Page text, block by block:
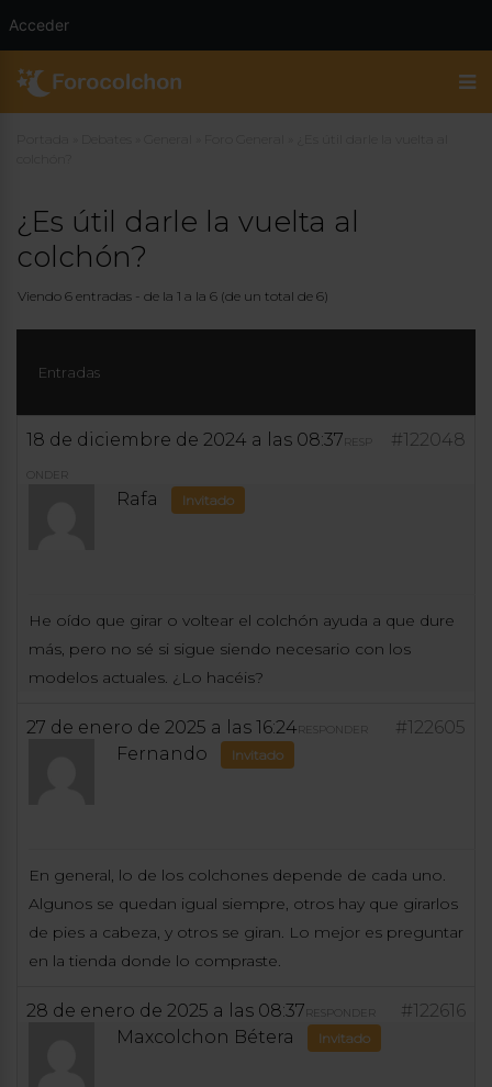
¿Es útil darle la vuelta al
colchón?
Viendo 6 entradas - de la 1 a la 6 (de un total de 6)
Entradas
18 de diciembre de 2024 a las 08:37 #122048
RESP
ONDER
Rafa Invitado
He oído que girar o voltear el colchón ayuda a que dure
más, pero no sé si sigue siendo necesario con los
modelos actuales. ¿Lo hacéis?
27 de enero de 2025 a las 16:24 #122605
RESPONDER
Fernando Invitado
En general, lo de los colchones depende de cada uno.
Algunos se quedan igual siempre, otros hay que girarlos
de pies a cabeza, y otros se giran. Lo mejor es preguntar
en la tienda donde lo compraste.
28 de enero de 2025 a las 08:37 #122616
RESPONDER
Maxcolchon Bétera Invitado
Acceder